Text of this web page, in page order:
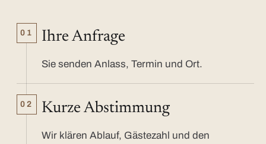
01 Ihre Anfrage
Sie senden Anlass, Termin und Ort.
02 Kurze Abstimmung
Wir klären Ablauf, Gästezahl und den